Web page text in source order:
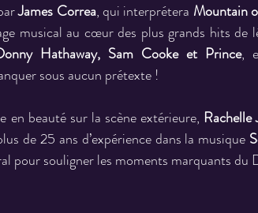
James Correa, qui interprétera Mountain
musical au cœur des plus grands hits de
Hathaway, Sam Cooke et Prince,
sous aucun prétexte !
en beauté sur la scène extérieure, Rachelle
de 25 ans d’expérience dans la musique
pour souligner les moments marquants du